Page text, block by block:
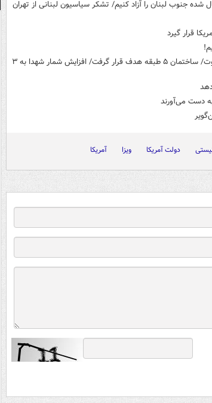
شده جنوب لبنان را آزاد کنیم/ تشکر سیاسیون لبنانی از تهران
قرار گیرد
حمله رژیم صهیونیستی به ضاحیه بیروت/ ساختمان ۵ طبقه هدف قرار گرفت/ افزایش شمار شهدا به ۳
دولت آمریکا ویزا آمریکا